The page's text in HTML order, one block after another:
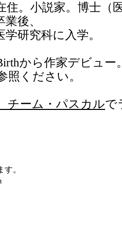
。小説家。博士（
後、
研究科に入学。
から作家デビュー
照ください。
ーム・パスカルで
。